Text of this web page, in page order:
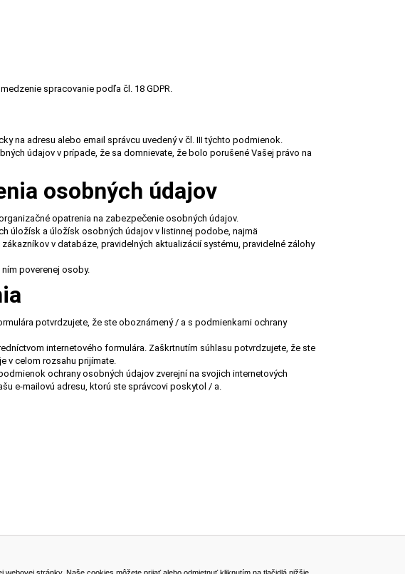
spracovanie podľa čl. 18 GDPR.
na adresu alebo email správcu uvedený v čl. III týchto podmienok.
údajov v prípade, že sa domnievate, že bolo porušené Vašej právo na
osobných údajov
opatrenia na zabezpečenie osobných údajov.
úložísk a úložísk osobných údajov v listinnej podobe, najmä
v databáze, pravidelných aktualizácií systému, pravidelné zálohy
poverenej osoby.
potvrdzujete, že ste oboznámený / a s podmienkami ochrany
internetového formulára. Zaškrtnutím súhlasu potvrdzujete, že ste
v celom rozsahu prijímate.
ochrany osobných údajov zverejní na svojich internetových
e-mailovú adresu, ktorú ste správcovi poskytol / a.